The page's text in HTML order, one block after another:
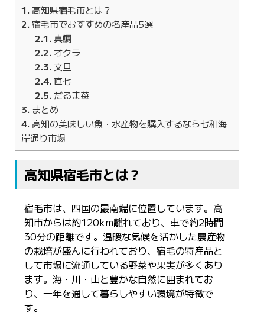
1 高知県宿毛市とは？
2 宿毛市でおすすめの名産品5選
2.1 真鯛
2.2 オクラ
2.3 文旦
2.4 直七
2.5 だるま苺
3 まとめ
4 高知の美味しい魚・水産物を購入するなら七和海
岸通り市場
高知県宿毛市とは？
宿毛市は、四国の最南端に位置しています。高
知市からは約120km離れており、車で約2時間
30分の距離です。温暖な気候を活かした農産物
の栽培が盛んに行われており、宿毛の特産品と
して市場に流通している野菜や果実が多くあり
ます。海・川・山と豊かな自然に囲まれてお
り、一年を通して暮らしやすい環境が特徴で
す。